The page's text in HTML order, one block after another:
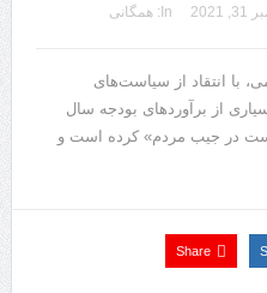
In:
همگانی
با انتقاد از سیاست‌های
از برآوردهای بودجه سال
در جیب مردم» کرده است و
Share